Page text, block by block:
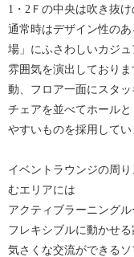
1・2Ｆの中央は吹き抜け
通常時はデザイン性の
場」にふさわしいカジュ
雰囲気を演出しており
動、フロア一面にスタ
チェアを並べてホール
やすいものを採用してい
イベントラウンジの周
むエリアには
アクティブラーニング
フレキシブルに動かせる
気さくな交流ができる